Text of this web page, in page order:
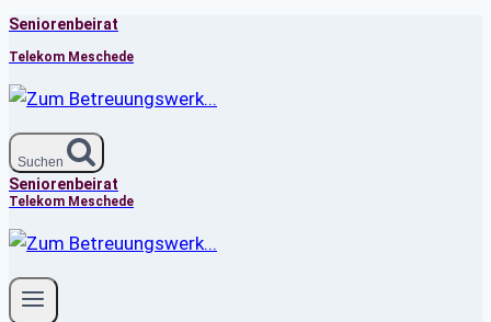
Zum
Inhalt
springen
Seniorenbeirat
Telekom Meschede
Suchen
Seniorenbeirat
Telekom Meschede